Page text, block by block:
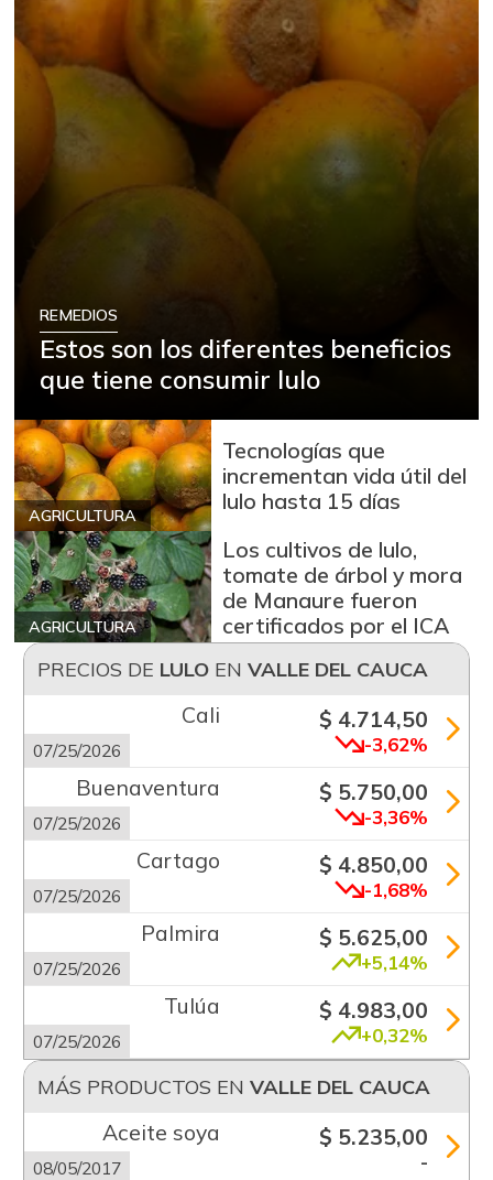
REMEDIOS
Estos son los diferentes beneficios
que tiene consumir lulo
AGRICULTURA
Tecnologías que
incrementan vida útil del
lulo hasta 15 días
AGRICULTURA
Los cultivos de lulo,
tomate de árbol y mora
de Manaure fueron
certificados por el ICA
PRECIOS DE LULOEN VALLE DEL CAUCA
Cali
07/25/2026
$ 4.714,50
-3,62%
Buenaventura
07/25/2026
$ 5.750,00
-3,36%
Cartago
07/25/2026
$ 4.850,00
-1,68%
Palmira
07/25/2026
$ 5.625,00
+5,14%
Tulúa
07/25/2026
$ 4.983,00
+0,32%
MÁS PRODUCTOS EN VALLE DEL CAUCA
Aceite soya
08/05/2017
$ 5.235,00
-